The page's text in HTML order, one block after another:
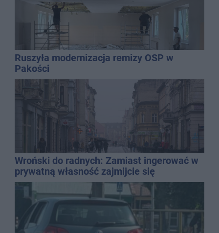
Ruszyła modernizacja remizy OSP w
Pakości
Wroński do radnych: Zamiast ingerować w
prywatną własność zajmijcie się
gospodarką